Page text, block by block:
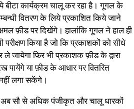
बीटा कार्यक्रम चालू कर रहा है। गूगल के
वितरण के लिये प्रकाशित किये जाने
फ़ीड पर दिखेंगे। हालांकि गूगल ने हाल ही
परीक्षण किया है जो कि प्रकाशकों को सीधे
ले जायेगा फिर भी प्रकाशक फ़ीड के द्वारा
पायेंगे या फ़ीड के आधार पर वितरित
नहीं लगा सकेंगे।
अब सौ से अधिक पंजीकृत और चालू धारकों